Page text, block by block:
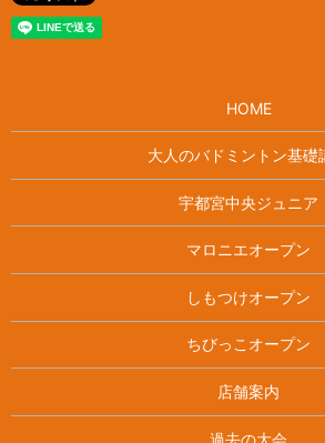
HOME
大人のバドミントン基礎
宇都宮中央ジュニア
マロニエオープン
しもつけオープン
ちびっこオープン
店舗案内
過去の大会